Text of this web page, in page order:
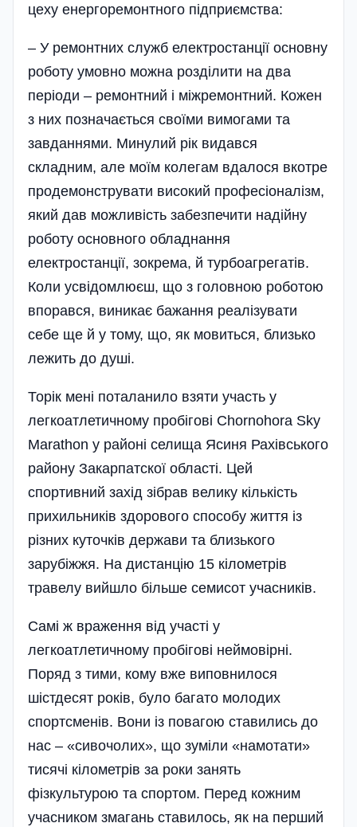
цеху енергоремонтного підприємства:
– У ремонтних служб електростанції основну
роботу умовно можна розділити на два
періоди – ремонтний і міжремонтний. Кожен
з них позначається своїми вимогами та
завданнями. Минулий рік видався
складним, але моїм колегам вдалося вкотре
продемонструвати високий професіоналізм,
який дав можливість забезпечити надійну
роботу основного обладнання
електростанції, зокрема, й турбоагрегатів.
Коли усвідомлюєш, що з головною роботою
впорався, виникає бажання реалізувати
себе ще й у тому, що, як мовиться, близько
лежить до душі.
Торік мені поталанило взяти участь у
легкоатлетичному пробігові Chornohora Sky
Marathon у районі селища Ясиня Рахівського
району Закарпатскої області. Цей
спортивний захід зібрав велику кількість
прихильників здорового способу життя із
різних куточків держави та близького
зарубіжжя. На дистанцію 15 кілометрів
травелу вийшло більше семисот учасників.
Самі ж враження від участі у
легкоатлетичному пробігові неймовірні.
Поряд з тими, кому вже виповнилося
шістдесят років, було багато молодих
спортсменів. Вони із повагою ставились до
нас – «сивочолих», що зуміли «намотати»
тисячі кілометрів за роки занять
фізкультурою та спортом. Перед кожним
учасником змагань ставилось, як на перший